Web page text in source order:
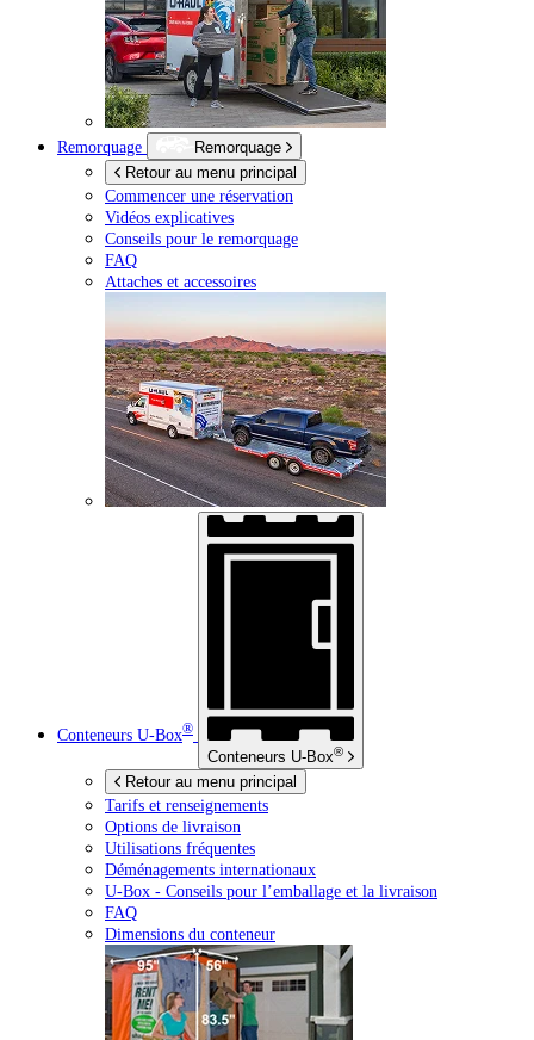
Remorquage
Remorquage
Retour au menu principal
Commencer une réservation
Vidéos explicatives
Conseils pour le remorquage
FAQ
Attaches et accessoires
Conteneurs U-Box®
Conteneurs U-Box®
Retour au menu principal
Tarifs et renseignements
Options de livraison
Utilisations fréquentes
Déménagements internationaux
U-Box - Conseils pour l’emballage et la livraison
FAQ
Dimensions du conteneur